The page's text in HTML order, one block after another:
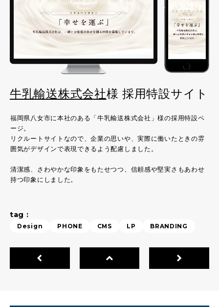
牛乳輸送株式会社様 採用特設サイト
福岡県八女市に本社のある「牛乳輸送株式会社」様の採用特設ペ
ージ。
リクルートサイトなので、企業の思いや、実際に働いたときの雰
囲気がデザインで表現できるよう配慮しました。
清潔感、さわやかな印象をもたせつつ、信頼感や堅実さもあわせ
持つ印象にしました。
tag :
Design PHONE CMS LP BRANDING